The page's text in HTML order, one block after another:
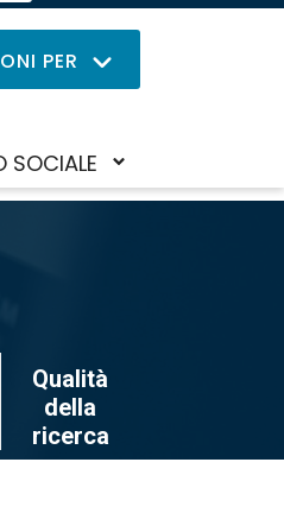
EN IL
DELLE
Salta
SOCIALE
PER
Qualità
della
ricerca